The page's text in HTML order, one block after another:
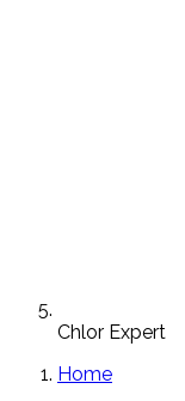
Chlor Expert
Home